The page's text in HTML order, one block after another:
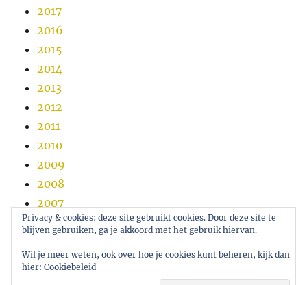
2017
2016
2015
2014
2013
2012
2011
2010
2009
2008
2007
2006
Privacy & cookies: deze site gebruikt cookies. Door deze site te
blijven gebruiken, ga je akkoord met het gebruik hiervan.
Wil je meer weten, ook over hoe je cookies kunt beheren, kijk dan
hier: Cookiebeleid